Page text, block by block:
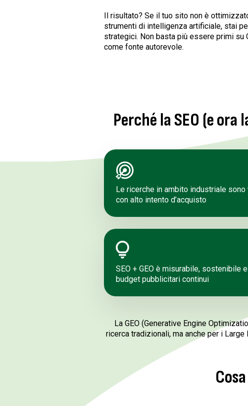
Il risultato? Se il tuo sito non è
strumenti di intelligenza artificiale, stai
strategici. Non basta più essere primi su
come fonte autorevole.
Perché la SEO (e
Le ricerche in ambito industriale
con alto intento d’acquisto
SEO + GEO è misurabile, sostenibile
budget pubblicitari continui
La GEO (Generative Engine
ricerca tradizionali, ma anche per i